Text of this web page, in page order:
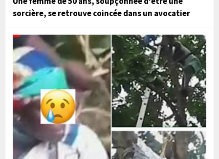
sorcière, se retrouve coincée dans un avocatier